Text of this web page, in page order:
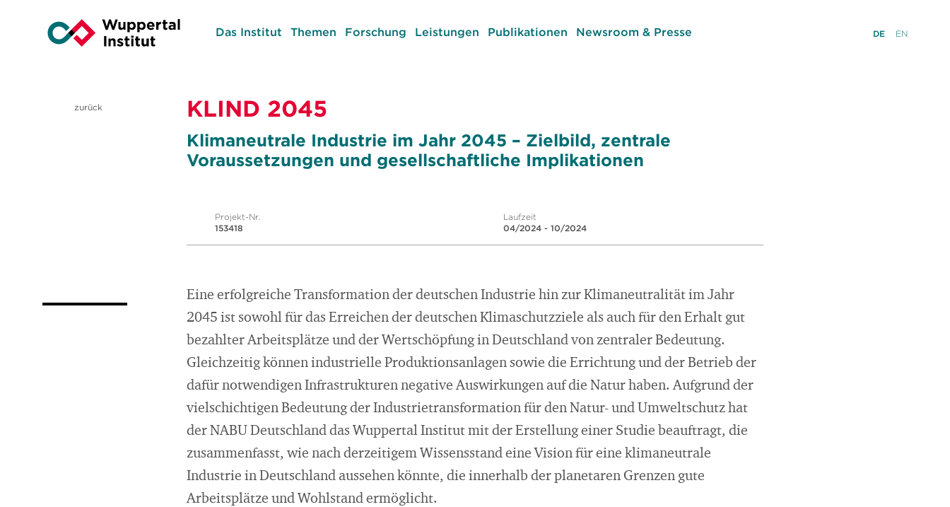
Das Institut Themen Forschung Leistungen Publikationen Newsroom & Presse DE EN
zurück KLIND 2045
Klimaneutrale Industrie im Jahr 2045 – Zielbild, zentrale
Voraussetzungen und gesellschaftliche Implikationen
Projekt-Nr.
153418
Laufzeit
04/2024 - 10/2024
Eine erfolgreiche Transformation der deutschen Industrie hin zur Klimaneutralität im Jahr
2045 ist sowohl für das Erreichen der deutschen Klimaschutzziele als auch für den Erhalt gut
bezahlter Arbeitsplätze und der Wertschöpfung in Deutschland von zentraler Bedeutung.
Gleichzeitig können industrielle Produktionsanlagen sowie die Errichtung und der Betrieb der
dafür notwendigen Infrastrukturen negative Auswirkungen auf die Natur haben. Aufgrund der
vielschichtigen Bedeutung der Industrietransformation für den Natur- und Umweltschutz hat
der NABU Deutschland das Wuppertal Institut mit der Erstellung einer Studie beauftragt, die
zusammenfasst, wie nach derzeitigem Wissensstand eine Vision für eine klimaneutrale
Industrie in Deutschland aussehen könnte, die innerhalb der planetaren Grenzen gute
Arbeitsplätze und Wohlstand ermöglicht.